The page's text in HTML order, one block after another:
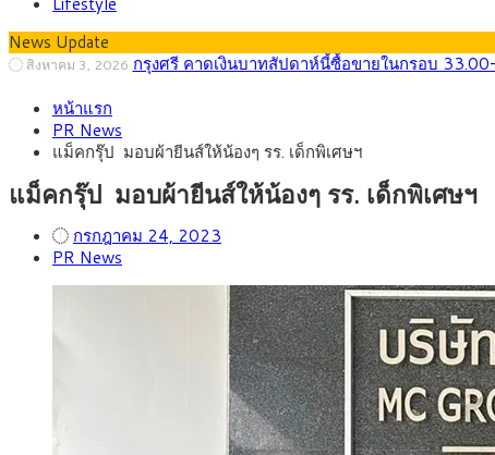
News Update
สิงหาคม 3, 2026 กรุงศรี คาดเงินบาทสัปดาห์นี้ซื้อขายในกรอบ
กรกฎาคม 27, 2026
กรกฎาคม 27, 2026
สิงหาคม 5, 2026 ครม.ไฟเขียวหลักการ ร่าง พ.ร.ฎ. เปิดทาง รฟม.เดิน
สิงหาคม 4, 2026 สธ.ชี้ รพ.รัฐแบกรับผู้ป่วยบัตรทอง 87% แต่ได้งบรา
หน้าแรก
PR News
แม็คกรุ๊ป มอบผ้ายีนส์ให้น้องๆ รร. เด็กพิเศษฯ
แม็คกรุ๊ป มอบผ้ายีนส์ให้น้องๆ รร. เด็กพิเศษฯ
กรกฎาคม 24, 2023
PR News